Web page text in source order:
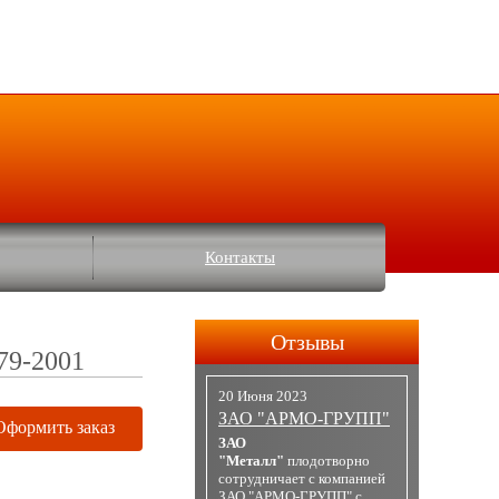
Контакты
2001
заказ
Отзывы
20 Июня 2023
ЗАО "АРМО-ГРУПП"
ЗАО
"Металл" плодотворно
сотрудничает с компанией